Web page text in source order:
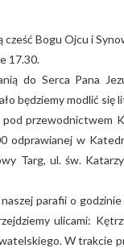
cześć Bogu Ojcu i
17.30.
do Serca Pana
będziemy modlić się
pod przewodnictwem
odprawianej w
Targ, ul. św.
parafii o
ulicami:
W trakcie